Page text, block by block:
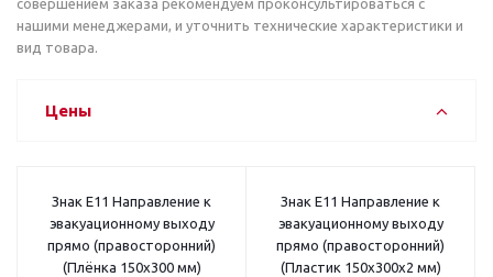
совершением заказа рекомендуем проконсультироваться с
нашими менеджерами, и уточнить технические характеристики и
вид товара.
Цены
Знак E11 Направление к
эвакуационному выходу
прямо (правосторонний)
(Плёнка 150х300 мм)
Знак E11 Направление к
эвакуационному выходу
прямо (правосторонний)
(Пластик 150х300х2 мм)